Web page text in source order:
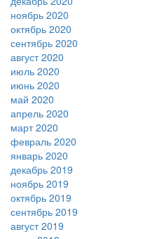
ноябрь 2020
октябрь 2020
сентябрь 2020
август 2020
июль 2020
июнь 2020
май 2020
апрель 2020
март 2020
февраль 2020
январь 2020
декабрь 2019
ноябрь 2019
октябрь 2019
сентябрь 2019
август 2019